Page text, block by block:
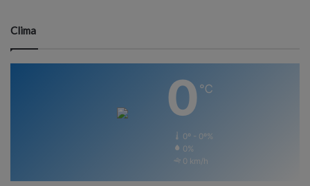
Clima
0 ℃
0º - 0º%
0%
0 km/h